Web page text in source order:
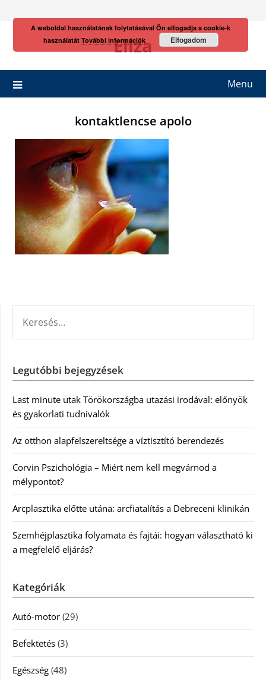
Eliza
Menu
kontaktlencse apolo
Legutóbbi bejegyzések
Last minute utak Törökországba utazási irodával: előnyök
és gyakorlati tudnivalók
Az otthon alapfelszereltsége a víztisztító berendezés
Corvin Pszichológia – Miért nem kell megvárnod a
mélypontot?
Arcplasztika előtte utána: arcfiatalítás a Debreceni klinikán
Szemhéjplasztika folyamata és fajtái: hogyan választható ki
a megfelelő eljárás?
Kategóriák
Autó-motor (29)
Befektetés (3)
Egészség (48)
A weboldal használatának folytatásával Ön elfogadja a cookie-k
használatát További információk Elfogadom